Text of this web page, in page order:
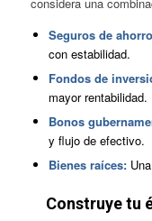
Seguros de
con estabilidad.
Fondos de
mayor rentabilidad.
Bonos
y flujo de efectivo.
Bienes raíces:Una
Construye tu